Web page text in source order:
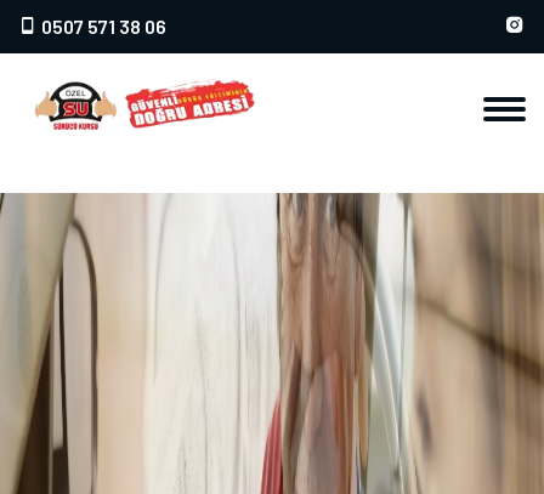
0507 571 38 06